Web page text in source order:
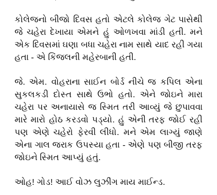
કોલેજનો બીજો દિવસ હતો એટલે કોલેજ ગેટ પાસેથી
જે ચહેરા દેખાયા એમને હું ઓળખવા માંડી હતી. મને
એક દિવસમાં ઘણા બધા ચહેરા નામ સાથે યાદ રહી ગયા
હતા - એ કિંજલની મહેરબાની હતી.
જે. એમ. વોહરાના સાઈન બોર્ડ નીચે જ કપિલ એના
સુકલકડી દોસ્ત સાથે ઉભો હતો. એને જોઇને મારા
ચહેરા પર અનાયાસે જ સ્મિત તરી આવ્યું જે છુપાવવા
મારે મારો હોઠ કરડવો પડ્યો. હું એની તરફ જોઈ રહી
પણ એણે ચહેરો ફેરવી લીધો. મને એમ લાગ્યું જાણે
એના ગાલ જરાક ઉપસ્યા હતા - એણે પણ બીજી તરફ
જોઇને સ્મિત આપ્યું હતું.
ઓહ! ગોડ! આઈ વોઝ લુઝીંગ માય માઈન્ડ.